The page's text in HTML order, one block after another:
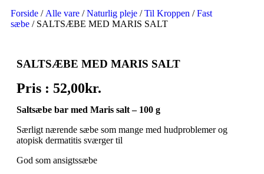
Forside / Alle vare /Naturlig pleje /Til Kroppen /Fast
sæbe / SALTSÆBE MED MARIS SALT
SALTSÆBE MED MARIS SALT
Pris : 52,00kr.
Saltsæbe bar med Maris salt – 100 g
Særligt nærende sæbe som mange med hudproblemer og
atopisk dermatitis sværger til
God som ansigtssæbe